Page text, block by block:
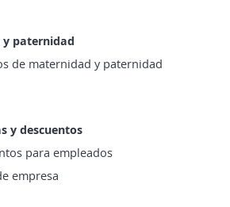
y paternidad
de maternidad y paternidad
y descuentos
para empleados
empresa